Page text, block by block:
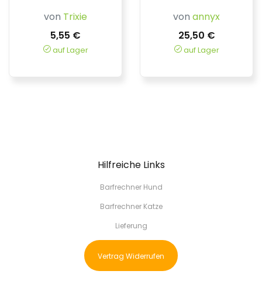
von Trixie
5,55 €
auf Lager
von annyx
25,50 €
auf Lager
Hilfreiche Links
Barfrechner Hund
Barfrechner Katze
Lieferung
Vertrag Widerrufen